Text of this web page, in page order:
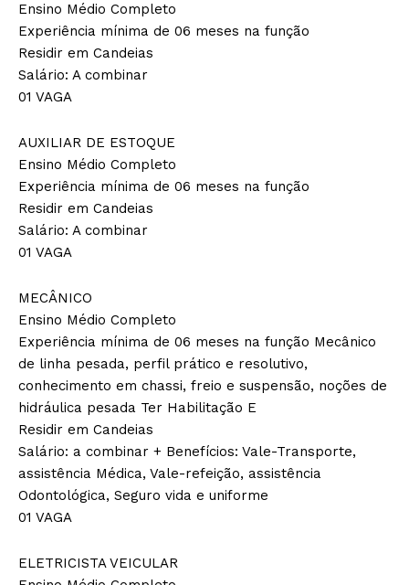
Ensino Médio Completo
Experiência mínima de 06 meses na função
Residir em Candeias
Salário: A combinar
01 VAGA
AUXILIAR DE ESTOQUE
Ensino Médio Completo
Experiência mínima de 06 meses na função
Residir em Candeias
Salário: A combinar
01 VAGA
MECÂNICO
Ensino Médio Completo
Experiência mínima de 06 meses na função Mecânico
de linha pesada, perfil prático e resolutivo,
conhecimento em chassi, freio e suspensão, noções de
hidráulica pesada Ter Habilitação E
Residir em Candeias
Salário: a combinar + Benefícios: Vale-Transporte,
assistência Médica, Vale-refeição, assistência
Odontológica, Seguro vida e uniforme
01 VAGA
ELETRICISTA VEICULAR